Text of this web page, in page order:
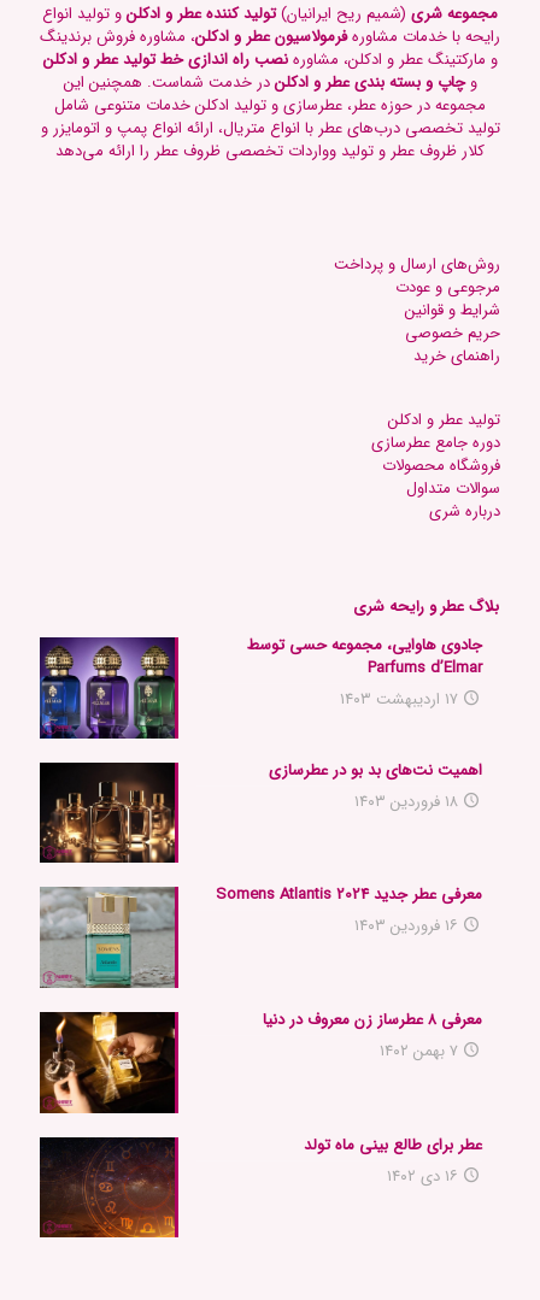
مجموعه شری (شمیم ریح ایرانیان)تولید کننده عطر و ادکلنو تولید انواع
رایحه با خدمات مشاورهفرمولاسیون عطر و ادکلن، مشاوره فروش برندینگ
و مارکتینگ عطر و ادکلن، مشاورهنصب راه اندازی خط تولید عطر و ادکلن
وچاپ و بسته بندی عطر و ادکلندر خدمت شماست. همچنین این
مجموعه در حوزه عطر، عطرسازی و تولید ادکلن خدمات متنوعی شامل
تولید تخصصی درب‌های عطر با انواع متریال، ارائه انواع پمپ و اتومایزر و
کلار ظروف عطر و تولید وواردات تخصصی ظروف عطر را ارائه می‌دهد
روش‌های ارسال و پرداخت
مرجوعی و عودت
شرایط و قوانین
حریم خصوصی
راهنمای خرید
تولید عطر و ادکلن
دوره جامع عطرسازی
فروشگاه محصولات
سوالات متداول
درباره شری
بلاگ عطر و رایحه شری
جادوی هاوایی، مجموعه حسی توسط
Parfums d’Elmar
۱۷ اردیبهشت ۱۴۰۳
اهمیت نت‌های بد بو در عطرسازی
۱۸ فروردین ۱۴۰۳
معرفی عطر جدید 2024 Somens Atlantis
۱۶ فروردین ۱۴۰۳
معرفی ۸ عطرساز زن معروف در دنیا
۷ بهمن ۱۴۰۲
عطر برای طالع بینی ماه تولد
۱۶ دی ۱۴۰۲